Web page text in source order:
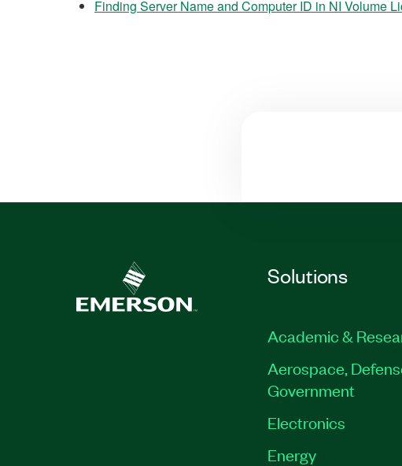
Finding Server Name and Computer ID in NI Volume
Solutions
Academic &
Aerospace,
Government
Electronics
Energy